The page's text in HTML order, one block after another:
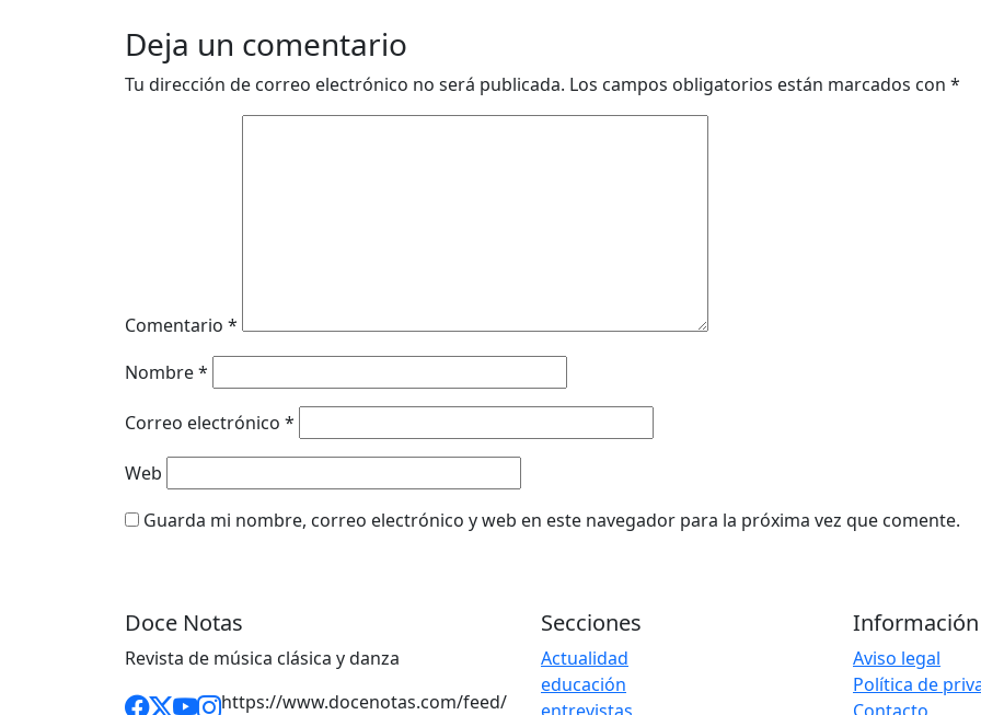
Deja un comentario
Tu dirección de correo electrónico no será publicada. Los campos obligatorios están marcados con *
Comentario *
Nombre*
Correo electrónico *
Web
Guarda mi nombre, correo electrónico y web en este navegador para la próxima vez que comente.
Doce Notas
Revista de música clásica y danza
https://www.docenotas.com/feed/
Secciones
Actualidad
educación
Información
Aviso legal
Política de